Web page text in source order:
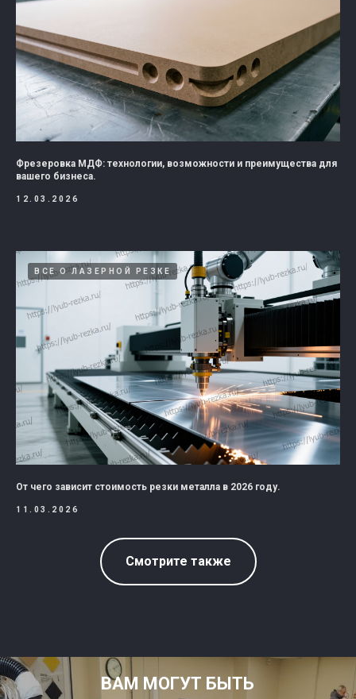
Фрезеровка МДФ: технологии, возможности и преимущества для
вашего бизнеса.
12.03.2026
ВСЕ О ЛАЗЕРНОЙ РЕЗКЕ
От чего зависит стоимость резки металла в 2026 году.
11.03.2026
Смотрите также
ВАМ МОГУТ БЫТЬ